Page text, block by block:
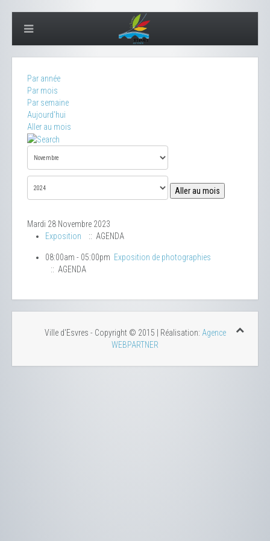
Par année
Par mois
Par semaine
Aujourd'hui
Aller au mois
Aller au mois
Mardi 28 Novembre 2023
Exposition
:: AGENDA
08:00am - 05:00pm Exposition de photographies
:: AGENDA
Ville d'Esvres - Copyright © 2015 | Réalisation: Agence
WEBPARTNER